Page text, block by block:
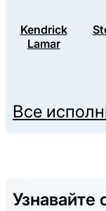
Kendrick
Lamar
Все
Узнавайте